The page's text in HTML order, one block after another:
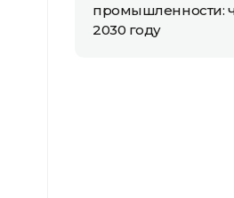
промышленности:
2030 году